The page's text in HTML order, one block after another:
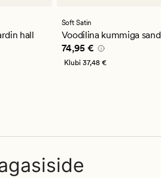
hall
hinnanguga
4.5
Soft Satin
Voodilina kummiga sand
Pris_ee 74,95 €
74,95 €
Klubi 37,48 €